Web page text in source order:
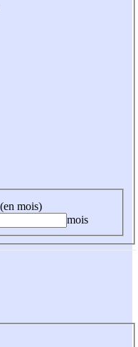
mois)
mois